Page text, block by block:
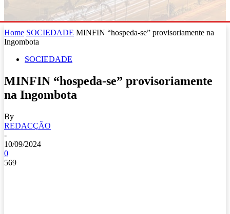
Home SOCIEDADE MINFIN “hospeda-se” provisoriamente na
Ingombota
SOCIEDADE
MINFIN “hospeda-se” provisoriamente
na Ingombota
By
REDACÇÃO
-
10/09/2024
0
569